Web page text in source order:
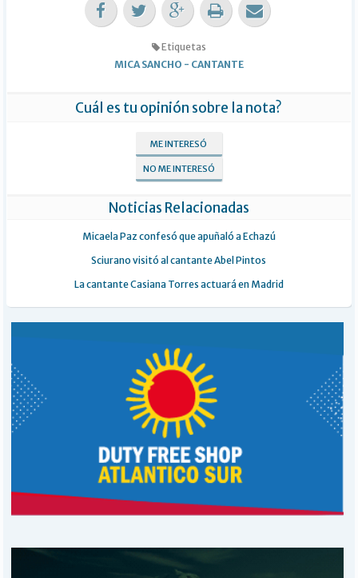
Etiquetas
MICA SANCHO - CANTANTE
Cuál es tu opinión sobre la nota?
ME INTERESÓ
NO ME INTERESÓ
Noticias Relacionadas
Micaela Paz confesó que apuñaló a Echazú
Sciurano visitó al cantante Abel Pintos
La cantante Casiana Torres actuará en Madrid